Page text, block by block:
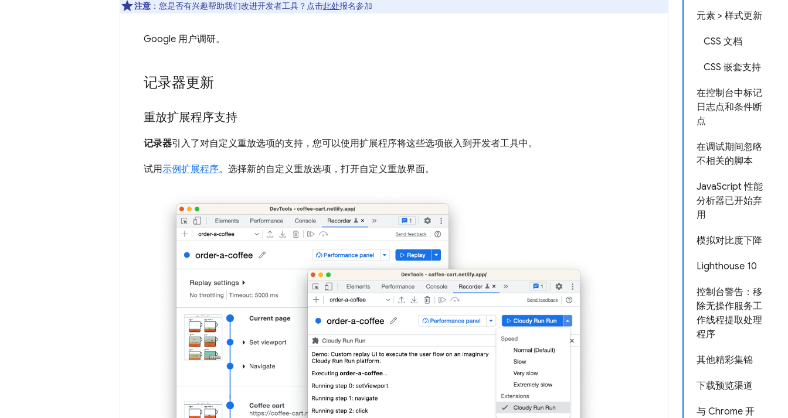
元素 > 样式更新
CSS 文档
CSS 嵌套支持
在控制台中标记
日志点和条件断
点
在调试期间忽略
不相关的脚本
JavaScript 性能
分析器已开始弃
用
模拟对比度下降
Lighthouse 10
控制台警告：移
除无操作服务工
作线程提取处理
程序
其他精彩集锦
下载预览渠道
与 Chrome 开
注意 ：您是否有兴趣帮助我们改进开发者工具？点击此处报名参加
Google 用户调研。
记录器更新
重放扩展程序支持
记录器引入了对自定义重放选项的支持，您可以使用扩展程序将这些选项嵌入到开发者工具中。
试用示例扩展程序。选择新的自定义重放选项，打开自定义重放界面。